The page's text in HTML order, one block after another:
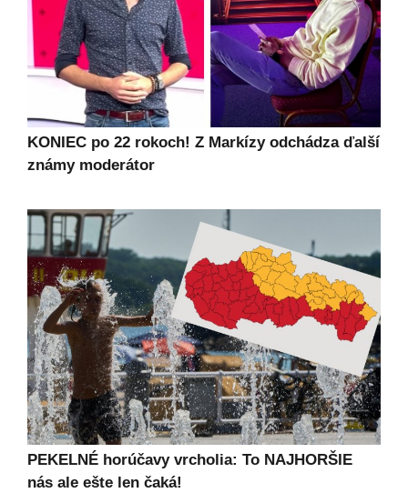
KONIEC po 22 rokoch! Z Markízy odchádza ďalší
známy moderátor
PEKELNÉ horúčavy vrcholia: To NAJHORŠIE
nás ale ešte len čaká!